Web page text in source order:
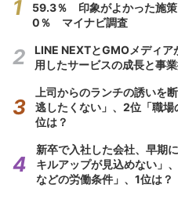
59.3％ 印象がよかった施策
0％ マイナビ調査
LINE NEXTとGMOメディ
用したサービスの成長と事
上司からのランチの誘い
逃したくない」、2位「職
位は？
新卒で入社した会社、早期
キルアップが見込めない」
などの労働条件」、1位は？